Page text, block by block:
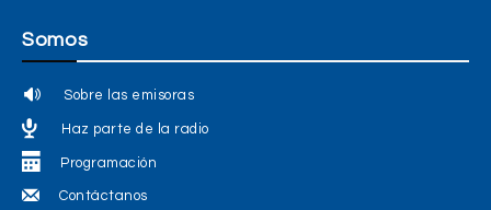
Somos
Sobre las emisoras
Haz parte de la radio
Programación
Contáctanos